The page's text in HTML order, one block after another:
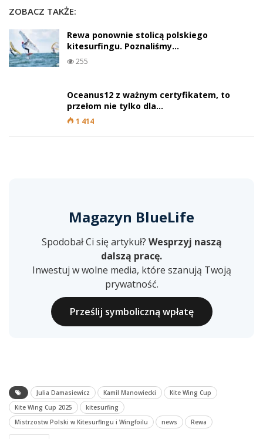
ZOBACZ TAKŻE:
Rewa ponownie stolicą polskiego
kitesurfingu. Poznaliśmy…
255
Oceanus12 z ważnym certyfikatem, to
przełom nie tylko dla…
1 414
Magazyn BlueLife
Spodobał Ci się artykuł? Wesprzyj naszą
dalszą pracę.
Inwestuj w wolne media, które szanują Twoją
prywatność.
Prześlij symboliczną wpłatę
Julia Damasiewicz Kamil Manowiecki
Kite Wing Cup
Kite Wing Cup 2025
kitesurfing
Mistrzostw Polski w Kitesurfingu i Wingfoilu
news Rewa